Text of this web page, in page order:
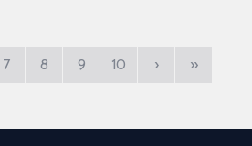
7 8 9 10 › »